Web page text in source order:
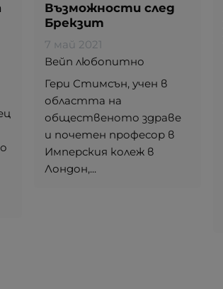
Възможности след
Брекзит
7 май 2021
Вейп любопитно
Гери Стимсън, учен в
областта на
общественото здраве
и почетен професор в
Имперския колеж в
Лондон,...